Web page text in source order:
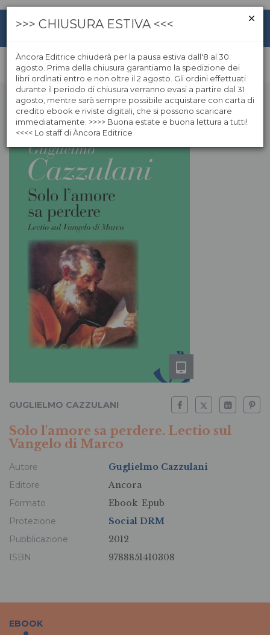
GUGLIELMO CAZZULANI
Solo l'amore sa perdere. Lectio sul
Vangelo di Marco
Autore
Guglielmo Cazzulani
Editore
Ancora
Formato
Ebook Epub
Protezione
Social DRM
Pubblicazione
2012
ISBN
9788851410308
EBOOK
>>> CHIUSURA ESTIVA <<<
Àncora Editrice chiuderà per la pausa estiva dall'8 al 30
agosto. Prima della chiusura garantiamo la spedizione dei
libri ordinati entro e non oltre il 2 agosto. Gli ordini effettuati
durante il periodo di chiusura verranno evasi a partire dal 31
agosto, mentre sarà sempre possibile acquistare con carta di
credito ebook e riviste digitali, che si possono scaricare
immediatamente. >>>> Buona estate e buona lettura a tutti!
<<<< Lo staff di Àncora Editrice